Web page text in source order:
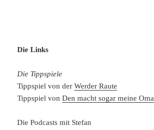
Die Links
Die Tippspiele
Tippspiel von derWerder Raute
Tippspiel vonDen macht sogar meine Oma
Die Podcasts mit Stefan